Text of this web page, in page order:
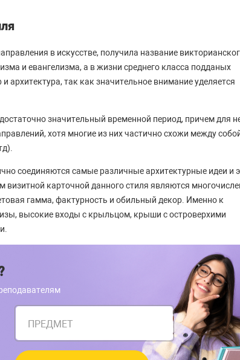
в искусстве, получила название
и евангелизма, а в жизни среднего класса подданых
архитектура, так как значительное внимание уделяется
значительный временной период, причем для
хотя многие из них частично схожи между
соединяются самые различные архитектурные идеи и
визитной карточной данного стиля являются
гамма, фактурность и обильный декор. Именно к
высокие входы с крыльцом, крыши с островерхими
ПРЕДМЕТ